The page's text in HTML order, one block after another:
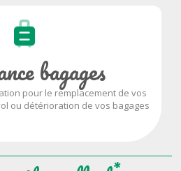
bagages
pour le remplacement de vos
ou détérioration de vos bagages